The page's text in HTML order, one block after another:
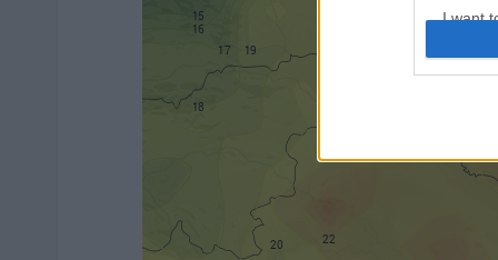
I want
web or